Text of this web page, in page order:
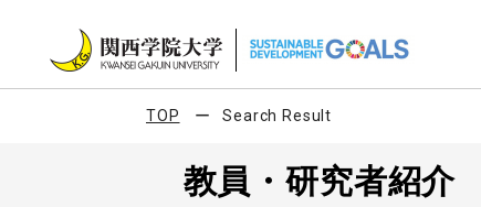
TOP Search Result
教員・研究者紹